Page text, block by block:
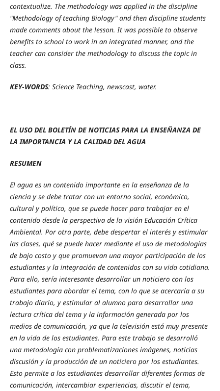
contextualize. The methodology was applied in the discipline
"Methodology of teaching Biology" and then discipline students
made ​​comments about the lesson. It was possible to observe
benefits to school to work in an integrated manner, and the
teacher can consider the methodology to discuss the topic in
class.
KEY-WORDS: Science Teaching, newscast, water.
EL USO DEL BOLETÍN DE NOTICIAS PARA LA ENSEÑANZA DE
LA IMPORTANCIA Y LA CALIDAD DEL AGUA
RESUMEN
El agua es un contenido importante en la enseñanza de la
ciencia y se debe tratar con un entorno social, económico,
cultural y político, que se puede hacer para trabajar en el
contenido desde la perspectiva de la visión Educación Crítica
Ambiental. Por otra parte, debe despertar el interés y estimular
las clases, qué se puede hacer mediante el uso de metodologías
de bajo costo y que promuevan una mayor participación de los
estudiantes y la integración de contenidos con su vida cotidiana.
Para ello, sería interesante desarrollar un noticiero con los
estudiantes para abordar el tema, con lo que se acercaría a su
trabajo diario, y estimular al alumno para desarrollar una
lectura crítica del tema y la información generada por los
medios de comunicación, ya que la televisión está muy presente
en la vida de los estudiantes. Para este trabajo se desarrolló
una metodología con problematizaciones imágenes, noticias
discusión y la producción de un noticiero por los estudiantes.
Esto permite a los estudiantes desarrollar diferentes formas de
comunicación, intercambiar experiencias, discutir el tema,